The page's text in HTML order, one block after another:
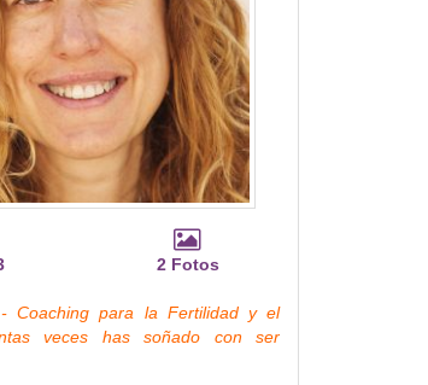
2 Fotos
para la Fertilidad y el
veces has soñado con ser